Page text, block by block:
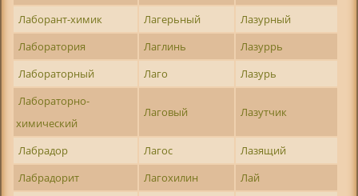
Лаборант-химик
Лагерьный
Лазурный
Лаборатория
Лаглинь
Лазуррь
Лабораторный
Лаго
Лазурь
Лабораторно-
химический
Лаговый Лазутчик
Лабрадор Лагос
Лазящий
Лабрадорит
Лагохилин
Лай